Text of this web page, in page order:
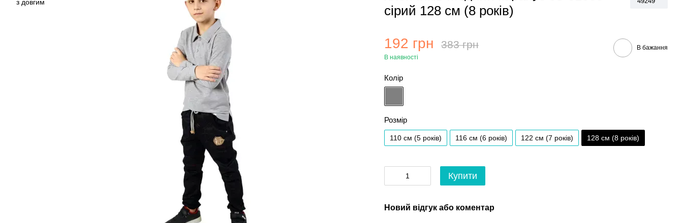
сірий 128 см (8 років)
192 грн 383 грн
В наявності
В бажання
Колір
Розмір
110 см (5 років) 116 см (6 років) 122 см (7 років) 128 см (8 років)
Купити
Новий відгук або коментар